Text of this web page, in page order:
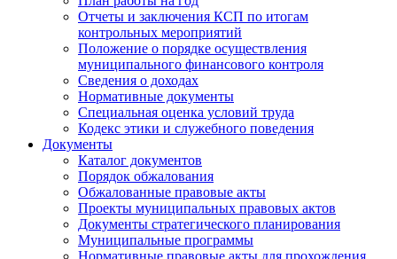
Отчеты и заключения КСП по итогам
контрольных мероприятий
Положение о порядке осуществления
муниципального финансового контроля
Сведения о доходах
Нормативные документы
Специальная оценка условий труда
Кодекс этики и служебного поведения
Документы
Каталог документов
Порядок обжалования
Обжалованные правовые акты
Проекты муниципальных правовых актов
Документы стратегического планирования
Муниципальные программы
Нормативные правовые акты для прохождения